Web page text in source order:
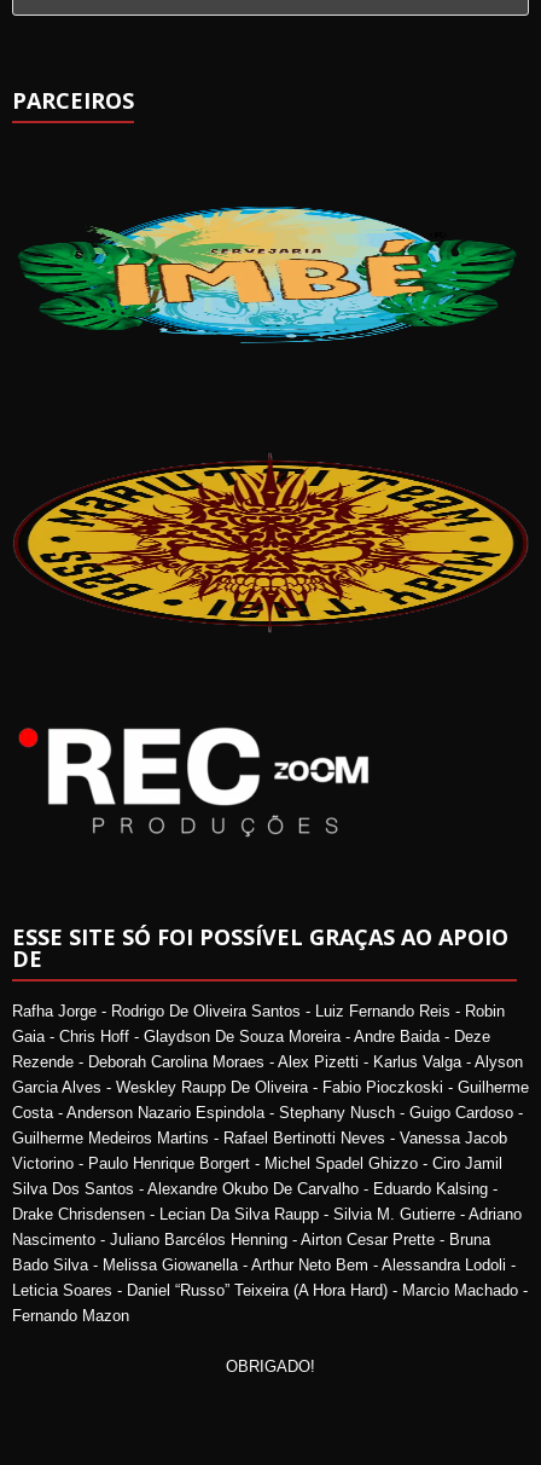
PARCEIROS
ESSE SITE SÓ FOI POSSÍVEL GRAÇAS AO APOIO
DE
Rafha Jorge - Rodrigo De Oliveira Santos - Luiz Fernando Reis - Robin
Gaia - Chris Hoff - Glaydson De Souza Moreira - Andre Baida - Deze
Rezende - Deborah Carolina Moraes - Alex Pizetti - Karlus Valga - Alyson
Garcia Alves - Weskley Raupp De Oliveira - Fabio Pioczkoski - Guilherme
Costa - Anderson Nazario Espindola - Stephany Nusch - Guigo Cardoso -
Guilherme Medeiros Martins - Rafael Bertinotti Neves - Vanessa Jacob
Victorino - Paulo Henrique Borgert - Michel Spadel Ghizzo - Ciro Jamil
Silva Dos Santos - Alexandre Okubo De Carvalho - Eduardo Kalsing -
Drake Chrisdensen - Lecian Da Silva Raupp - Silvia M. Gutierre - Adriano
Nascimento - Juliano Barcélos Henning - Airton Cesar Prette - Bruna
Bado Silva - Melissa Giowanella - Arthur Neto Bem - Alessandra Lodoli -
Leticia Soares - Daniel “Russo” Teixeira (A Hora Hard) - Marcio Machado -
Fernando Mazon
OBRIGADO!